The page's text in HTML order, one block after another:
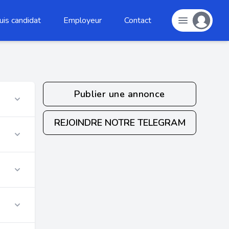
candidat Employeur Contact
Publier une annonce
REJOINDRE NOTRE TELEGRAM